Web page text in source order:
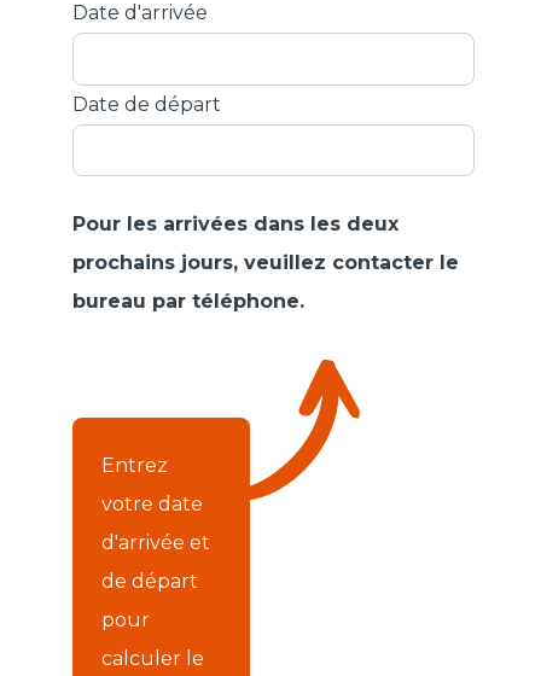
Date d'arrivée
Date de départ
Pour les arrivées dans les deux
prochains jours, veuillez contacter le
bureau par téléphone.
Entrez
votre date
d'arrivée et
de départ
pour
calculer le